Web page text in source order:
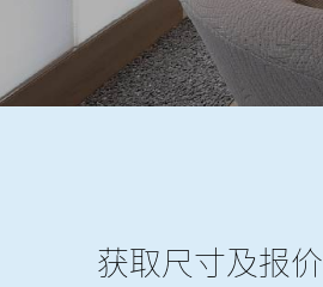
获取尺寸及报价